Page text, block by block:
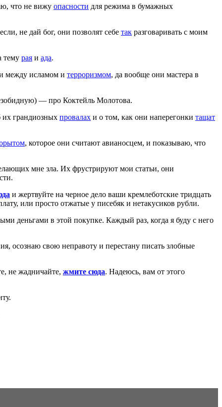
что не вижу опасности для режима в бумажных
не дай бог, они позволят себе так разговаривать с моим
тему рая и ада.
между исламом и терроризмом, да вообще они мастера в
— про Коктейль Молотова.
их грандиозных провалах и о том, как они наперегонки тащат
, которое они считают авианосцем, и показываю, что
мне зла. Их фрустрируют мои статьи, они
и жертвуйте на черное дело ваши кремлеботские тридцать
или просто отжатые у писебяк и нетакусиков рубли.
деньгами в этой покупке. Каждый раз, когда я буду с него
осознаю свою неправоту и перестану писать злобные
не жадничайте, жмите сюда. Надеюсь, вам от этого